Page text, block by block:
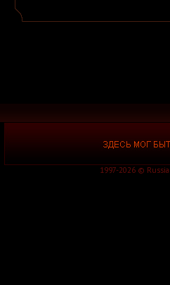
Abhorrent
Abjection Ritual
Ablach
1997-2026 ©